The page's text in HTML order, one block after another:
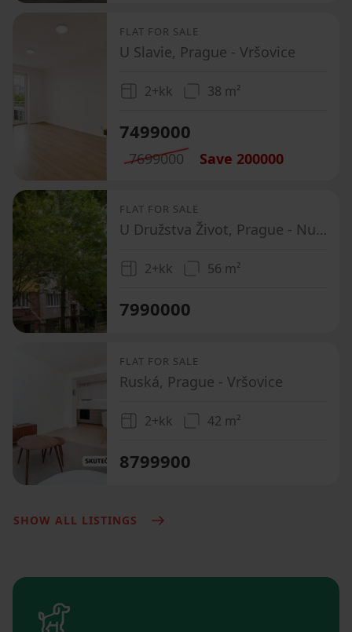
FLAT FOR SALE
U Slavie, Prague - Vršovice
2+kk 38 m²
7499000
7699000 Save 200000
FLAT FOR SALE
U Družstva Život, Prague - Nusle
2+kk 56 m²
7990000
FLAT FOR SALE
Ruská, Prague - Vršovice
2+kk 42 m²
8799900
SHOW ALL LISTINGS